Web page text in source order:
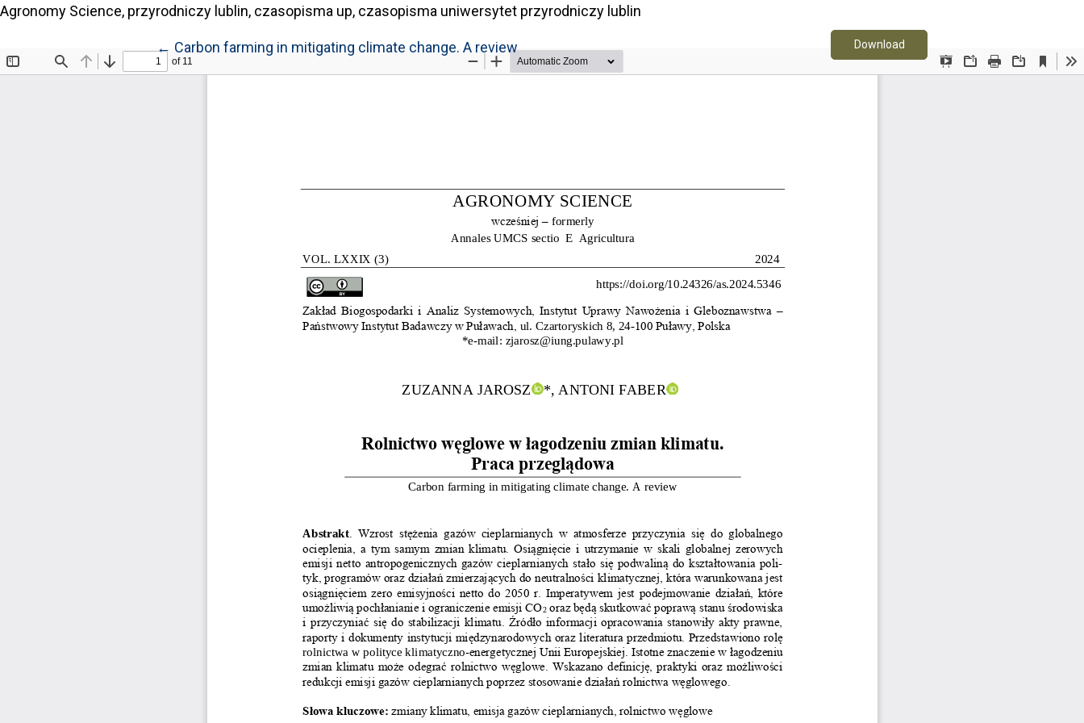
Agronomy Science, przyrodniczy lublin, czasopisma up, czasopisma uniwersytet przyrodniczy lublin
← Return to Article Details
Carbon farming in mitigating climate change. A review DownloadDownload PDF